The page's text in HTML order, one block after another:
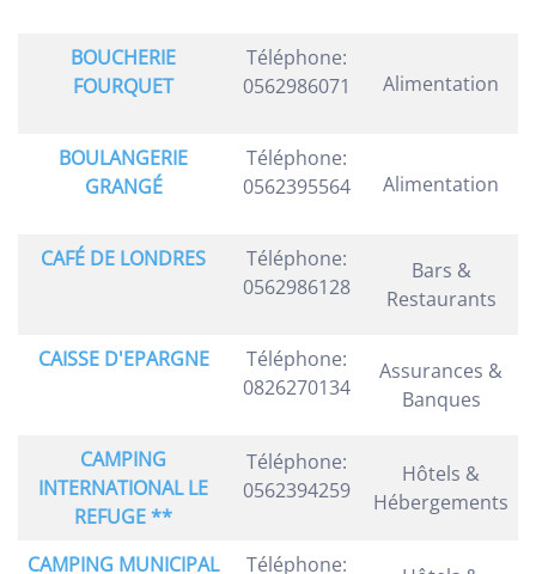
BOUCHERIE
FOURQUET
Téléphone:
0562986071
Alimentation
BOULANGERIE
GRANGÉ
Téléphone:
0562395564
Alimentation
CAFÉ DE LONDRES
Téléphone:
0562986128
Bars &
Restaurants
CAISSE D'EPARGNE
Téléphone:
0826270134
Assurances &
Banques
CAMPING
INTERNATIONAL LE
REFUGE **
Téléphone:
0562394259
Hôtels &
Hébergements
CAMPING MUNICIPAL Téléphone: